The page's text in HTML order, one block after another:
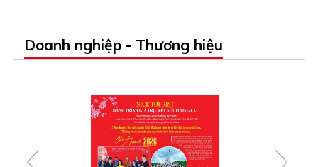
Doanh nghiệp - Thương hiệu